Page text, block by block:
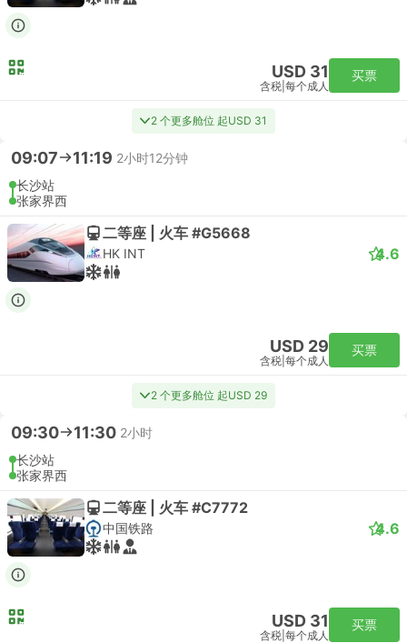
USD 31
含税 每个成人
买票
2 个更多舱位 起USD 31
09:07 11:19 2小时12分钟
长沙站
张家界西
二等座 | 火车 #G5668
HK INT 4.6
USD 29
含税 每个成人
买票
2 个更多舱位 起USD 29
09:30 11:30 2小时
长沙站
张家界西
二等座 | 火车 #C7772
中国铁路 4.6
USD 31
含税 每个成人
买票